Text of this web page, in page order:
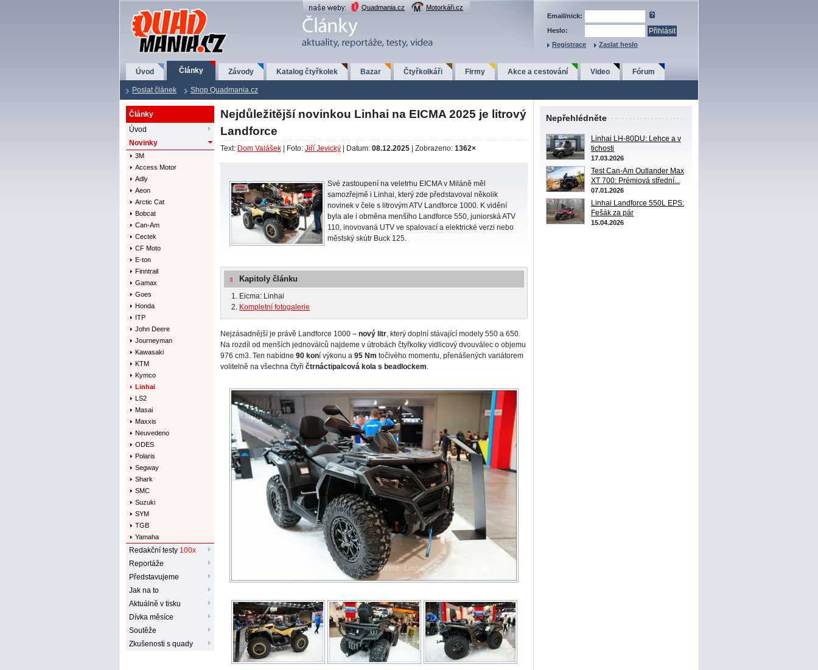
QuadMania.cz Quadmania.cz
Motorkáři.cz
Email/nick:
Heslo:
Registrace
Zaslat heslo
Úvod Články Závody Katalog čtyřkolek Bazar Čtyřkolkáři Firmy Akce a cestování Video Fórum
Poslat článek Shop Quadmania.cz
Články
Úvod
Novinky
3M
Access Motor
Adly
Aeon
Arctic Cat
Bobcat
Can-Am
Cectek
CF Moto
E-ton
Finntrail
Gamax
Goes
Honda
ITP
John Deere
Journeyman
Kawasaki
KTM
Kymco
Linhai
LS2
Masai
Maxxis
Neuvedeno
ODES
Polaris
Segway
Shark
SMC
Suzuki
SYM
TGB
Yamaha
Redakční testy 100x
Reportáže
Představujeme
Jak na to
Aktuálně v tisku
Dívka měsíce
Soutěže
Zkušenosti s quady
Nejdůležitější novinkou Linhai na EICMA 2025 je litrový
Landforce
Text: Dom Valášek | Foto: Jiří Jevický | Datum: 08.12.2025 | Zobrazeno: 1362×
Své zastoupení na veletrhu EICMA v Miláně měl
samozřejmě i Linhai, který zde představoval několik
novinek v čele s litrovým ATV Landforce 1000. K vidění
byla ale i obměna menšího Landforce 550, juniorská ATV
110, inovovaná UTV ve spalovací a elektrické verzi nebo
městský skútr Buck 125.
Kapitoly článku
Eicma: Linhai
Kompletní fotogalerie
Nejzásadnější je právě Landforce 1000 – nový litr, který doplní stávající modely 550 a 650.
Na rozdíl od menších jednoválců najdeme v útrobách čtyřkolky vidlicový dvouválec o objemu
976 cm3. Ten nabídne 90 koní výkonu a 95 Nm točivého momentu, přenášených variátorem
volitelně na všechna čtyři čtrnáctipalcová kola s beadlockem.
Nepřehlédněte
Linhai LH-80DU: Lehce a v
tichosti
17.03.2026
Test Can-Am Outlander Max
XT 700: Prémiová střední...
07.01.2026
Linhai Landforce 550L EPS:
Fešák za pár
15.04.2026